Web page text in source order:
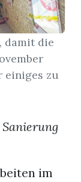
damit die
einiges zu
im